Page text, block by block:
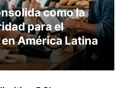
como la
para el
América Latina